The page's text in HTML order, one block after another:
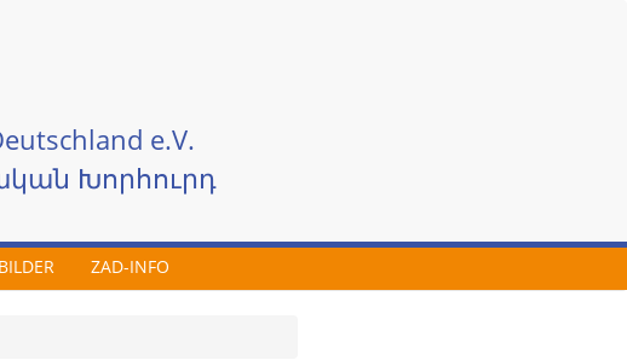
e.V.
Խորհուրդ
BILDER ZAD-INFO